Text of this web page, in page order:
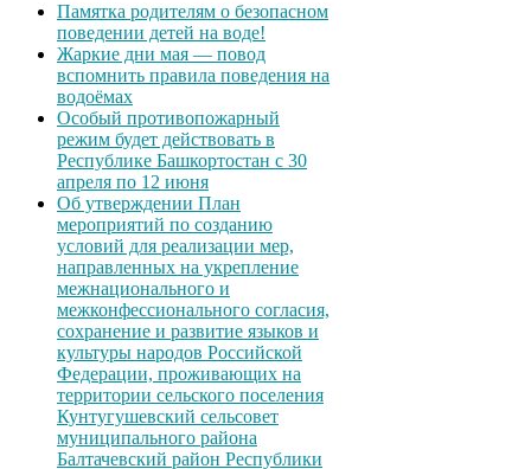
Памятка родителям о безопасном
поведении детей на воде!
Жаркие дни мая — повод
вспомнить правила поведения на
водоёмах
Особый противопожарный
режим будет действовать в
Республике Башкортостан с 30
апреля по 12 июня
Об утверждении План
мероприятий по созданию
условий для реализации мер,
направленных на укрепление
межнационального и
межконфессионального согласия,
сохранение и развитие языков и
культуры народов Российской
Федерации, проживающих на
территории сельского поселения
Кунтугушевский сельсовет
муниципального района
Балтачевский район Республики